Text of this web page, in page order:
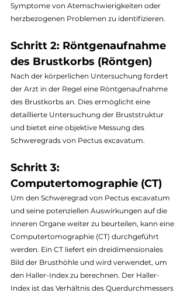
Symptome von Atemschwierigkeiten oder
herzbezogenen Problemen zu identifizieren.
Schritt 2: Röntgenaufnahme
des Brustkorbs (Röntgen)
Nach der körperlichen Untersuchung fordert
der Arzt in der Regel eine Röntgenaufnahme
des Brustkorbs an. Dies ermöglicht eine
detaillierte Untersuchung der Bruststruktur
und bietet eine objektive Messung des
Schweregrads von Pectus excavatum.
Schritt 3:
Computertomographie (CT)
Um den Schweregrad von Pectus excavatum
und seine potenziellen Auswirkungen auf die
inneren Organe weiter zu beurteilen, kann eine
Computertomographie (CT) durchgeführt
werden. Ein CT liefert ein dreidimensionales
Bild der Brusthöhle und wird verwendet, um
den Haller-Index zu berechnen. Der Haller-
Index ist das Verhältnis des Querdurchmessers